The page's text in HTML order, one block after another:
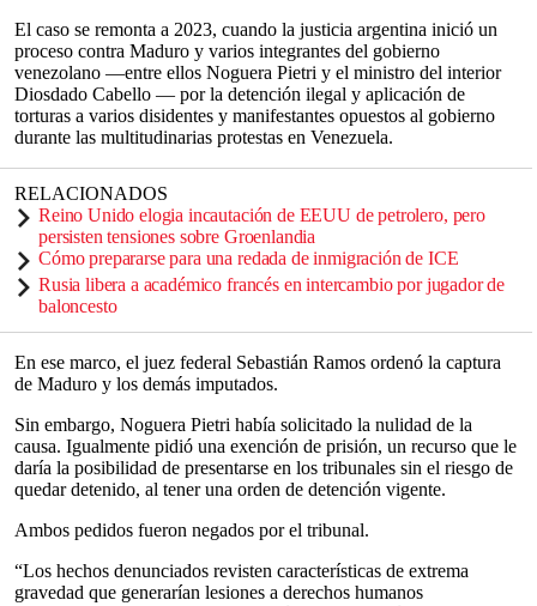
El caso se remonta a 2023, cuando la justicia argentina inició un
proceso contra Maduro y varios integrantes del gobierno
venezolano —entre ellos Noguera Pietri y el ministro del interior
Diosdado Cabello — por la detención ilegal y aplicación de
torturas a varios disidentes y manifestantes opuestos al gobierno
durante las multitudinarias protestas en Venezuela.
RELACIONADOS
Reino Unido elogia incautación de EEUU de petrolero, pero
persisten tensiones sobre Groenlandia
Cómo prepararse para una redada de inmigración de ICE
Rusia libera a académico francés en intercambio por jugador de
baloncesto
En ese marco, el juez federal Sebastián Ramos ordenó la captura
de Maduro y los demás imputados.
Sin embargo, Noguera Pietri había solicitado la nulidad de la
causa. Igualmente pidió una exención de prisión, un recurso que le
daría la posibilidad de presentarse en los tribunales sin el riesgo de
quedar detenido, al tener una orden de detención vigente.
Ambos pedidos fueron negados por el tribunal.
“Los hechos denunciados revisten características de extrema
gravedad que generarían lesiones a derechos humanos